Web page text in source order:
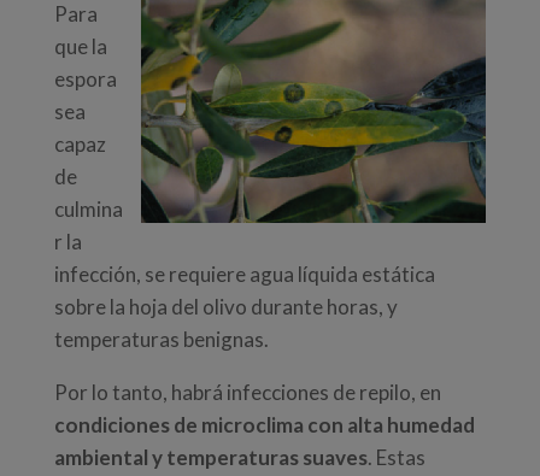
Para
que la
espora
sea
capaz
de
culmina
r la
infección, se requiere agua líquida estática
sobre la hoja del olivo durante horas, y
temperaturas benignas.
Por lo tanto, habrá infecciones de repilo, en
condiciones de microclima con alta humedad
ambiental y temperaturas suaves. Estas